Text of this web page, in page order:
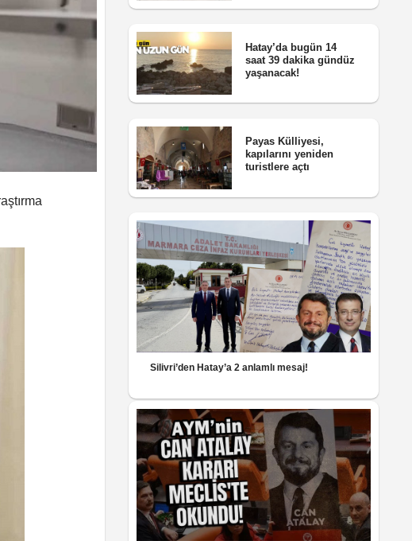
Hatay’da bugün 14
saat 39 dakika gündüz
yaşanacak!
Payas Külliyesi,
kapılarını yeniden
turistlere açtı
Silivri’den Hatay’a 2 anlamlı mesaj!